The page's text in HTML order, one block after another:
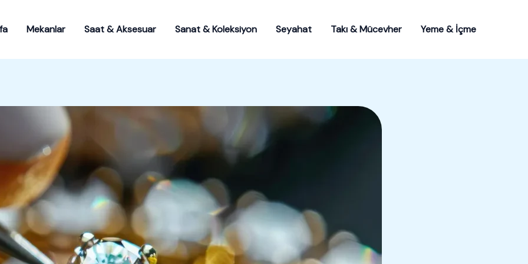
Mekanlar Saat & Aksesuar Sanat & Koleksiyon Seyahat Takı & Mücevher Yeme & İçme